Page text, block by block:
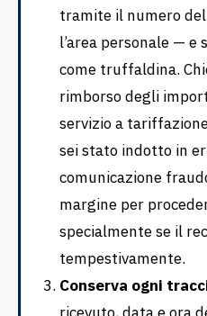
tramite il numero
l’area personale — e
come truffaldina.
rimborso degli
servizio a
sei stato indotto in
comunicazione
margine per
specialmente se il
tempestivamente.
Conserva ogni